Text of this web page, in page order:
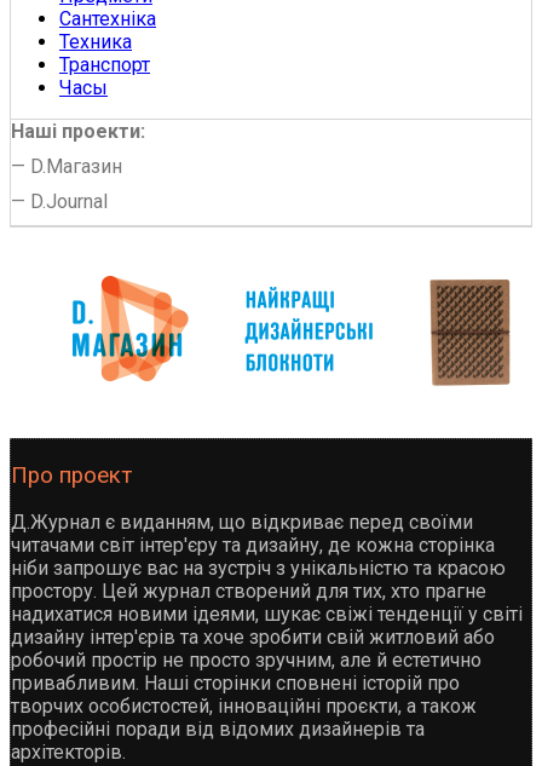
Сантехніка
Техника
Транспорт
Часы
Наші проекти:
— D.Магазин
— D.Journal
Про проект
Д.Журнал є виданням, що відкриває перед своїми
читачами світ інтер'єру та дизайну, де кожна сторінка
ніби запрошує вас на зустріч з унікальністю та красою
простору. Цей журнал створений для тих, хто прагне
надихатися новими ідеями, шукає свіжі тенденції у світі
дизайну інтер'єрів та хоче зробити свій житловий або
робочий простір не просто зручним, але й естетично
привабливим. Наші сторінки сповнені історій про
творчих особистостей, інноваційні проєкти, а також
професійні поради від відомих дизайнерів та
архітекторів.